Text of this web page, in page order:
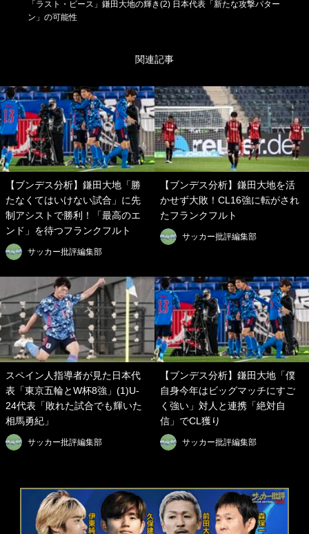
「ラスト・ピース」鎌田大地の輝き(2) 日本代表「新たな攻撃パター
ン」の可能性
関連記事
【ブンデス分析】鎌田大地「勝
たなくてはいけない試合」に先
制アシストで勝利！「最高のエ
ンド」を待つフランクフルト
サッカー批評編集部
【ブンデス分析】鎌田大地を活
かせず大敗！CL16強に転がされ
たフランクフルト
サッカー批評編集部
スペイン人指導者が見た日本代
表「東京五輪とW杯8強」(1)U-
24代表「敗れた試合でも輝いた
相馬勇紀」
サッカー批評編集部
【ブンデス分析】鎌田大地「僕
自身今年はビッグマッチにすご
く強い」対人と連携「絶対自
信」でCL獲り
サッカー批評編集部